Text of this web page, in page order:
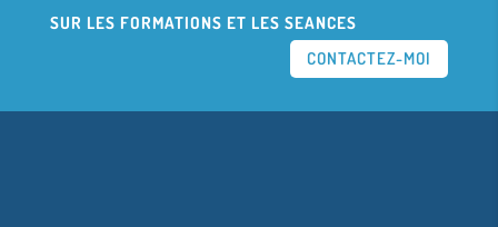
SUR LES FORMATIONS ET LES SEANCES
CONTACTEZ-MOI